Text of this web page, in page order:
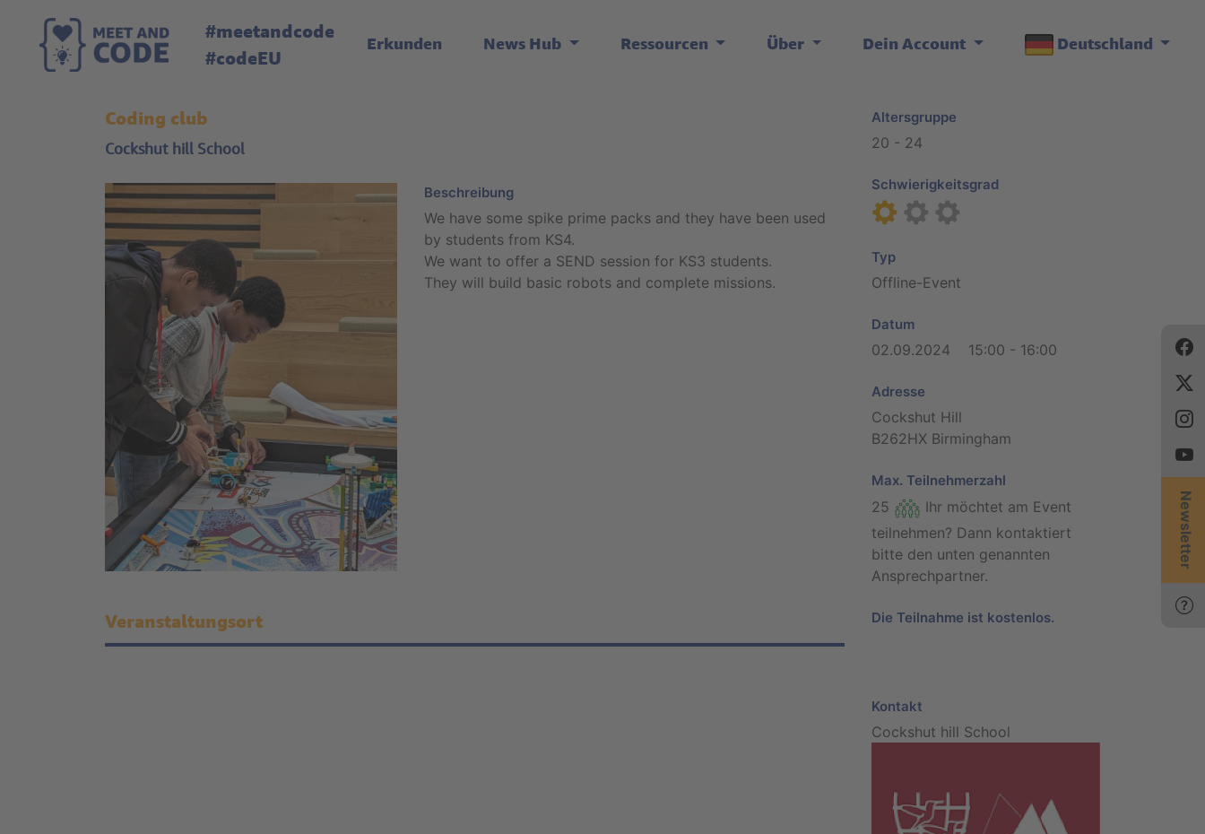
Newsletter
#meetandcode
#codeEU
Erkunden News Hub Ressourcen Über Dein Account Deutschland
Coding club
Cockshut hill School
Beschreibung
We have some spike prime packs and they have been used
by students from KS4.
We want to offer a SEND session for KS3 students.
They will build basic robots and complete missions.
Veranstaltungsort
Altersgruppe
20 - 24
Schwierigkeitsgrad
Typ
Offline-Event
Datum
02.09.2024 15:00 - 16:00
Adresse
Cockshut Hill
B262HX Birmingham
Max. Teilnehmerzahl
25
Ihr möchtet am Event
teilnehmen? Dann kontaktiert
bitte den unten genannten
Ansprechpartner.
Die Teilnahme ist kostenlos.
Kontakt
Cockshut hill School